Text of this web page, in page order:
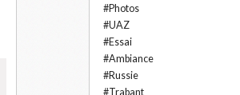
#Photos
#UAZ
#Essai
#Ambiance
#Russie
#Trabant